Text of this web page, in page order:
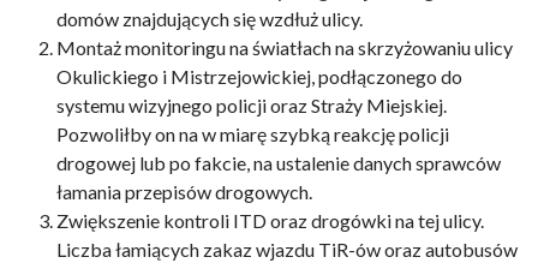
domów znajdujących się wzdłuż ulicy.
Montaż monitoringu na światłach na skrzyżowaniu ulicy
Okulickiego i Mistrzejowickiej, podłączonego do
systemu wizyjnego policji oraz Straży Miejskiej.
Pozwoliłby on na w miarę szybką reakcję policji
drogowej lub po fakcie, na ustalenie danych sprawców
łamania przepisów drogowych.
Zwiększenie kontroli ITD oraz drogówki na tej ulicy.
Liczba łamiących zakaz wjazdu TiR-ów oraz autobusów